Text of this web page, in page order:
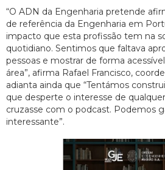
“O ADN da Engenharia pretende
de referência da Engenharia em
impacto que esta profissão tem na
quotidiano. Sentimos que faltava
pessoas e mostrar de forma
área”, afirma Rafael Francisco,
adianta ainda que “Tentámos
que desperte o interesse de
cruzasse com o podcast. Podemos
interessante”.